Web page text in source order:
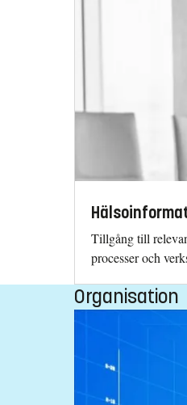
Tillgång till
processer och
Organisation